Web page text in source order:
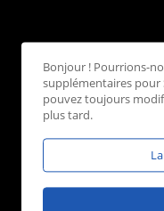
Bonjour ! Pourrions-
supplémentaires pour
pouvez toujours
plus tard.